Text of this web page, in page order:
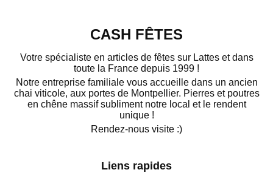
CASH FÊTES
Votre spécialiste en articles de fêtes sur Lattes et dans
toute la France depuis 1999 !
Notre entreprise familiale vous accueille dans un ancien
chai viticole, aux portes de Montpellier. Pierres et poutres
en chêne massif subliment notre local et le rendent
unique !
Rendez-nous visite :)
Liens rapides